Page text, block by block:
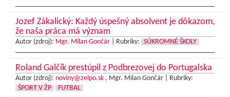
Jozef Zákalický: Každý úspešný absolvent je dôkazom,
že naša práca má význam
Autor (zdroj): Mgr. Milan Gončár Rubriky: SÚKROMNÉ ŠKOLY
Roland Galčík prestúpil z Podbrezovej do Portugalska
Autor (zdroj): noviny@zelpo.sk , Mgr. Milan Gončár |
Rubriky:
ŠPORT V ŽP
FUTBAL